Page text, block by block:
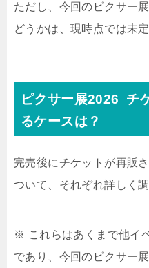
ただし、今回のピクサー
どうかは、現時点では未定
ピクサー展2026 チ
るケースは？
完売後にチケットが再販
ついて、それぞれ詳しく
※ これらはあくまで他イ
であり、今回のピクサー